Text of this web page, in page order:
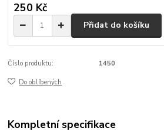
250 Kč
Přidat do košíku
Číslo produktu: 1450
Do oblíbených
Kompletní specifikace